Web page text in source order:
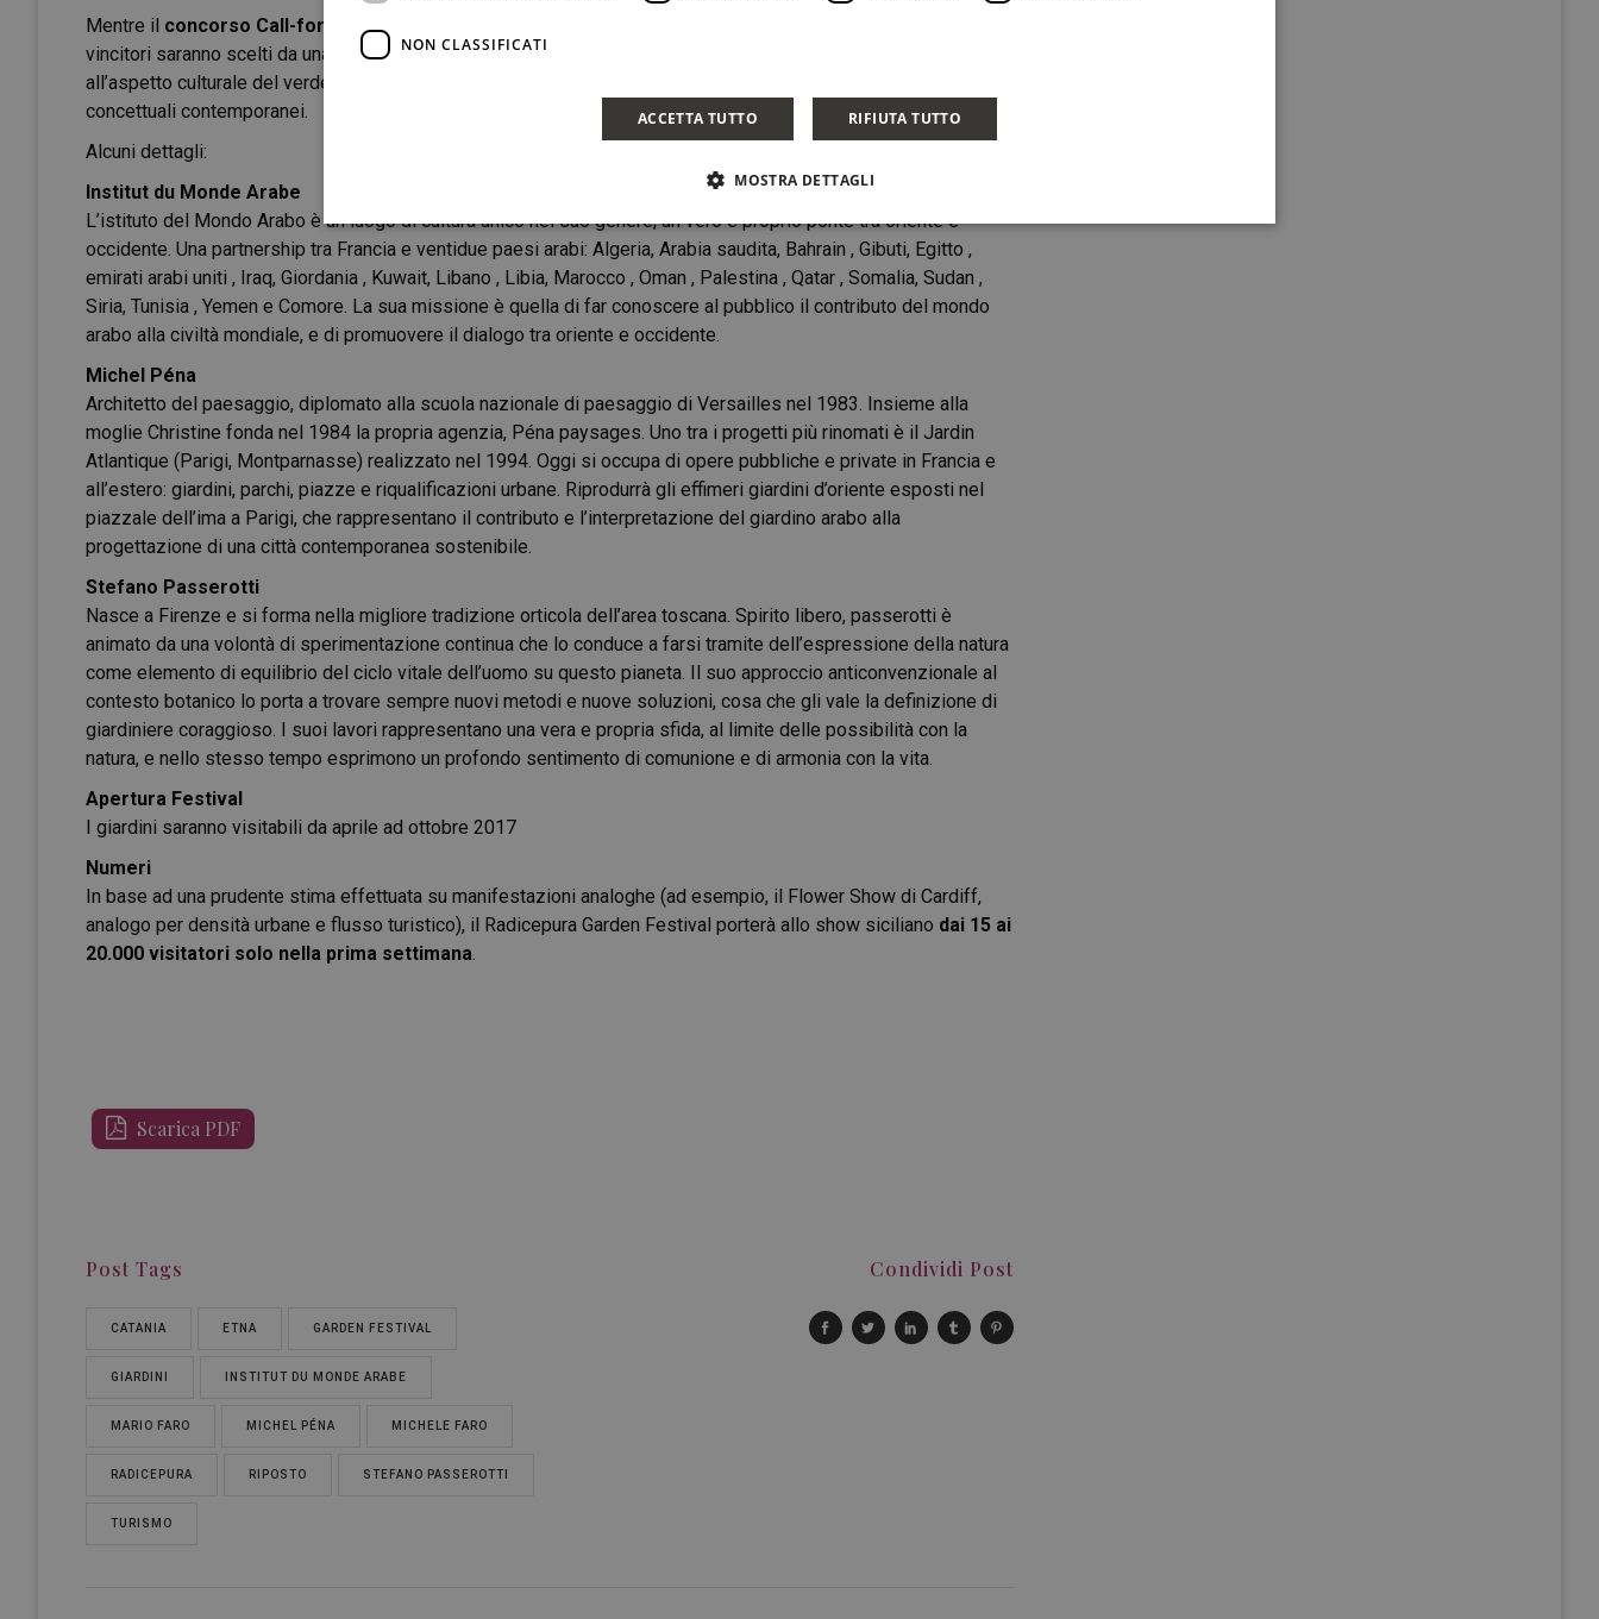
Mentre il concorso Call-for-ideasper giovani designer avvierà l’iter competitivo a
vincitori saranno scelti da una giuria tecnica. Obiettivo del festival è, dunque, riassegnare il giusto valore
all’aspetto culturale del verde, utilizzando vari linguaggi, dalla musica alle arti performative, fino ad esperimenti
concettuali contemporanei.
Alcuni dettagli:
Institut du Monde Arabe
L’istituto del Mondo Arabo è un luogo di cultura unico nel suo genere, un vero e proprio ponte tra oriente e
occidente. Una partnership tra Francia e ventidue paesi arabi: Algeria, Arabia saudita, Bahrain , Gibuti, Egitto ,
emirati arabi uniti , Iraq, Giordania , Kuwait, Libano , Libia, Marocco , Oman , Palestina , Qatar , Somalia, Sudan ,
Siria, Tunisia , Yemen e Comore. La sua missione è quella di far conoscere al pubblico il contributo del mondo
arabo alla civiltà mondiale, e di promuovere il dialogo tra oriente e occidente.
Michel Péna
Architetto del paesaggio, diplomato alla scuola nazionale di paesaggio di Versailles nel 1983. Insieme alla
moglie Christine fonda nel 1984 la propria agenzia, Péna paysages. Uno tra i progetti più rinomati è il Jardin
Atlantique (Parigi, Montparnasse) realizzato nel 1994. Oggi si occupa di opere pubbliche e private in Francia e
all’estero: giardini, parchi, piazze e riqualificazioni urbane. Riprodurrà gli effimeri giardini d’oriente esposti nel
piazzale dell’ima a Parigi, che rappresentano il contributo e l’interpretazione del giardino arabo alla
progettazione di una città contemporanea sostenibile.
Stefano Passerotti
Nasce a Firenze e si forma nella migliore tradizione orticola dell’area toscana. Spirito libero, passerotti è
animato da una volontà di sperimentazione continua che lo conduce a farsi tramite dell’espressione della natura
come elemento di equilibrio del ciclo vitale dell’uomo su questo pianeta. Il suo approccio anticonvenzionale al
contesto botanico lo porta a trovare sempre nuovi metodi e nuove soluzioni, cosa che gli vale la definizione di
giardiniere coraggioso. I suoi lavori rappresentano una vera e propria sfida, al limite delle possibilità con la
natura, e nello stesso tempo esprimono un profondo sentimento di comunione e di armonia con la vita.
Apertura Festival
I giardini saranno visitabili da aprile ad ottobre 2017
Numeri
In base ad una prudente stima effettuata su manifestazioni analoghe (ad esempio, il Flower Show di Cardiff,
analogo per densità urbane e flusso turistico), il Radicepura Garden Festival porterà allo show siciliano dai 15 ai
20.000 visitatori solo nella prima settimana.
Scarica PDF
Post Tags
CATANIA ETNA GARDEN FESTIVAL
GIARDINI INSTITUT DU MONDE ARABE
MARIO FARO MICHEL PÉNA MICHELE FARO
RADICEPURA RIPOSTO STEFANO PASSEROTTI
TURISMO
Condividi Post
NON CLASSIFICATI
ACCETTA TUTTO RIFIUTA TUTTO
MOSTRA DETTAGLI